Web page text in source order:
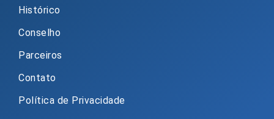
Histórico
Conselho
Parceiros
Contato
Política de Privacidade